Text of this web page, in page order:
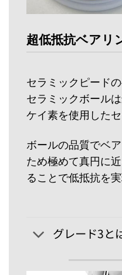
超低抵抗ベアリ
セラミックピード
セラミックボール
ケイ素を使用した
ボールの品質でベ
ため極めて真円に
ることで低抵抗を実
グレード3と